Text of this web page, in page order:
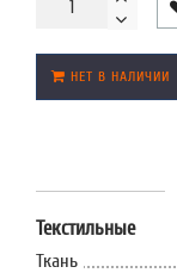
НЕТ В НАЛИЧИИ
Текстильные
Ткань